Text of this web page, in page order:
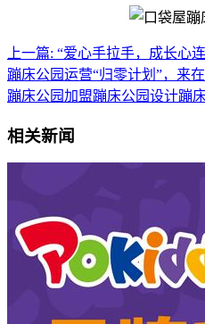
上一篇: “爱心手拉手，成长
蹦床公园运营“归零计划”，来
蹦床公园加盟蹦床公园设计蹦
相关新闻